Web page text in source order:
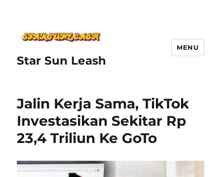
Star Sun Leash
MENU
Jalin Kerja Sama, TikTok
Investasikan Sekitar Rp
23,4 Triliun Ke GoTo